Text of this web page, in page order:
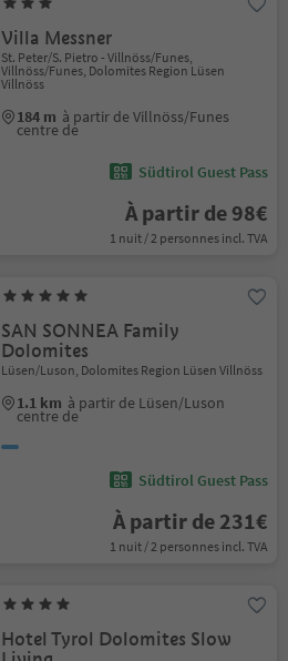
Villa Messner
St. Peter/S. Pietro - Villnöss/Funes,
Villnöss/Funes, Dolomites Region Lüsen
Villnöss
184 m à partir de Villnöss/Funes
centre de
Südtirol Guest Pass
À partir de 98€
1 nuit / 2 personnes incl. TVA
SAN SONNEA Family
Dolomites
Lüsen/Luson, Dolomites Region Lüsen Villnöss
1.1 km à partir de Lüsen/Luson
centre de
Südtirol Guest Pass
À partir de 231€
1 nuit / 2 personnes incl. TVA
Hotel Tyrol Dolomites Slow